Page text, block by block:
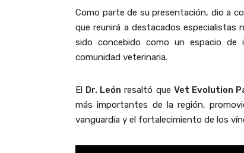
Como parte de su presentación, dio a
que reunirá a destacados especialistas
sido concebido como un espacio de
comunidad veterinaria.
El Dr. León resaltó que Vet Evolution
más importantes de la región,
vanguardia y el fortalecimiento de los